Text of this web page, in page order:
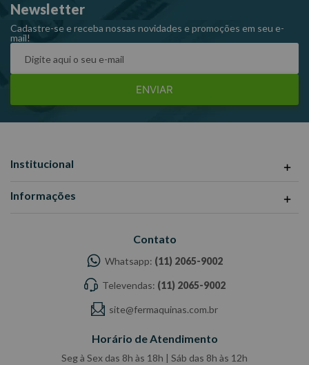
Newsletter
Cadastre-se e receba nossas novidades e promoções em seu e-
mail!
ENVIAR
Institucional
Informações
Contato
Whatsapp: (11) 2065-9002
Televendas: (11) 2065-9002
site@fermaquinas.com.br
Horário de Atendimento
Seg à Sex das 8h às 18h | Sáb das 8h às 12h